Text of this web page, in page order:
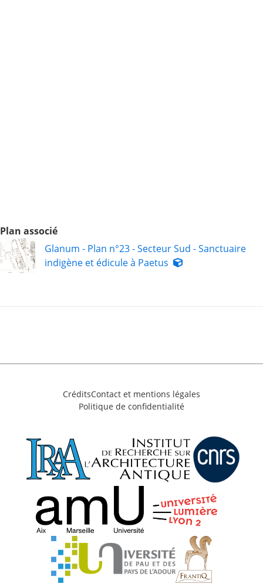
Plan associé
Glanum - Plan n°23 - Secteur Sud - Sanctuaire
indigène et édicule à Paetus
CréditsContact et mentions légales
Politique de confidentialité